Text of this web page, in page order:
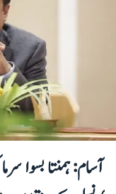
آسام: ہمنتا بسوا